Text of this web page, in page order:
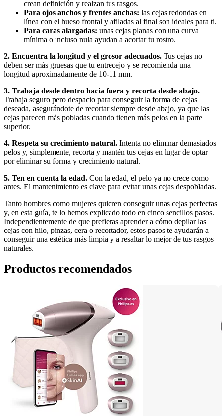
crean definición y realzan tus rasgos.
Para ojos anchos y frentes anchas: las cejas redondas en
línea con el hueso frontal y afiladas al final son ideales para ti.
Para caras alargadas: unas cejas planas con una curva
mínima o incluso nula ayudan a acortar tu rostro.
2. Encuentra la longitud y el grosor adecuados. Tus cejas no
deben ser más gruesas que tu entrecejo y se recomienda una
longitud aproximadamente de 10-11 mm.
3. Trabaja desde dentro hacia fuera y recorta desde abajo.
Trabaja seguro pero despacio para conseguir la forma de cejas
deseada, asegurándote de recortar siempre desde abajo, ya que las
cejas parecen más pobladas cuando tienen más pelos en la parte
superior.
4. Respeta su crecimiento natural. Intenta no eliminar demasiados
pelos y, simplemente, recorta y mantén tus cejas en lugar de optar
por eliminar su forma y crecimiento natural.
5. Ten en cuenta la edad. Con la edad, el pelo ya no crece como
antes. El mantenimiento es clave para evitar unas cejas despobladas.
Tanto hombres como mujeres quieren conseguir unas cejas perfectas
y, en esta guía, te lo hemos explicado todo en cinco sencillos pasos.
Independientemente de que prefieras aprender a cómo depilar las
cejas con hilo, pinzas, cera o recortador, estos pasos te ayudarán a
conseguir una estética más limpia y a resaltar lo mejor de tus rasgos
naturales.
Productos recomendados